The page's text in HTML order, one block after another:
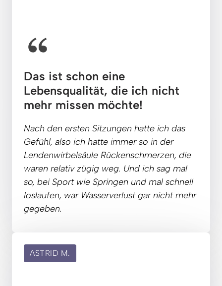
Das ist schon eine
Lebensqualität, die ich nicht
mehr missen möchte!
Nach den ersten Sitzungen hatte ich
Gefühl, also ich hatte immer so in
der
Lendenwirbelsäule Rückenschmerzen,
waren relativ zügig weg. Und ich sag
so, bei Sport wie Springen und mal
loslaufen, war Wasserverlust gar nicht
mehr
gegeben.
ASTRID M.